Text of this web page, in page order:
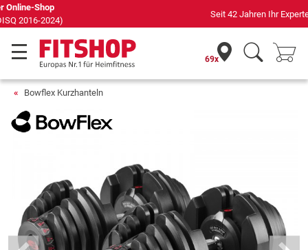
Seit 42 Jahren Ihr Experte für Heimfitness
69x
Bowflex Kurzhanteln